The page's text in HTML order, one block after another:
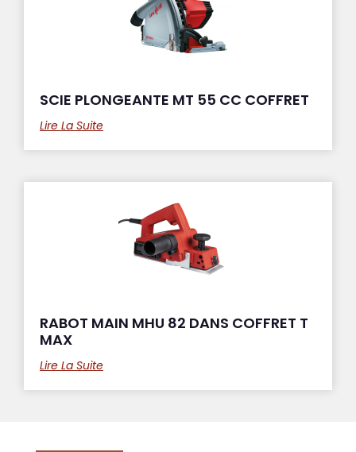
SCIE PLONGEANTE MT 55 CC COFFRET
Lire La Suite
RABOT MAIN MHU 82 DANS COFFRET T
MAX
Lire La Suite